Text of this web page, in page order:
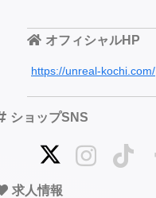
オフィシャルHP
https://unreal-kochi.com/
ショップSNS
求人情報